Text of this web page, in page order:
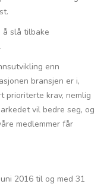
å slå tilbake
enn
bransjen er i,
prioriterte krav, nemlig
vil bedre seg, og
medlemmer får
2016 til og med 31